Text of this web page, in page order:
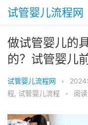
试管婴儿流程网
做试管婴儿的
的？试管婴儿
试管婴儿流程网 • 2024
程, 试管婴儿流程 • 阅